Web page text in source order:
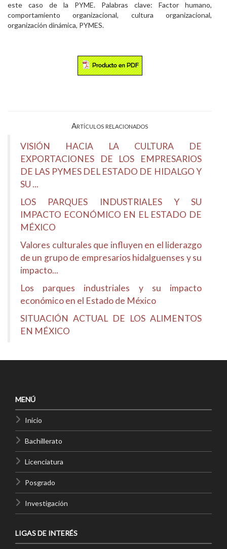
este caso de la PYME. Palabras clave: Factor humano,
comportamiento organizacional, cultura organizacional,
organización dinámica, PYMES.
Artículos relacionados
VISIÓN HACIA LA CULTURA DE
EXPORTACIONES DE LOS EMPRESARIOS
DE LAS PYMES DEL ESTADO DE HIDALGO Y
SU ...
LOS PARQUES INDUSTRIALES Y SU
IMPACTO ECONÓMICO EN EL ESTADO DE
MÉXICO
Valores culturales que influyen en el liderazgo
de un grupo de empresarios hidalguenses y su
impacto...
Los parques industriales y su impacto
económico en el Estado de México
SITUACIÓN ACTUAL DE LOS ALIMENTOS
EN MÉXICO
MENÚ
Inicio
Bachillerato
Licenciatura
Posgrado
Investigación
LIGAS DE INTERÉS